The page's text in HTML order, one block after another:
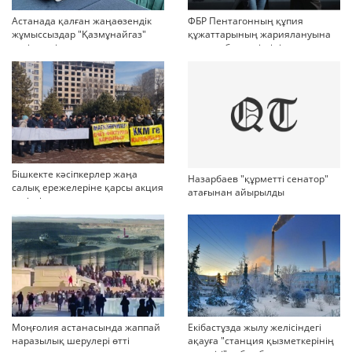
Астанада қалған жаңаөзендік
жұмыссыздар "Қазмұнайгаз"
келіссөзді тоқтатып тастады
дейді
ФБР Пентагонның құпия
құжаттарының жариялануына
қатысы бар күдіктіні қамады
Бішкекте кәсіпкерлер жаңа
салық ережелеріне қарсы акция
өткізді
Назарбаев "құрметті сенатор"
атағынан айырылды
Моңғолия астанасында жаппай
наразылық шерулері өтті
Екібастұзда жылу желісіндегі
ақауға "станция қызметкерінің
қателігі" себеп болғаны